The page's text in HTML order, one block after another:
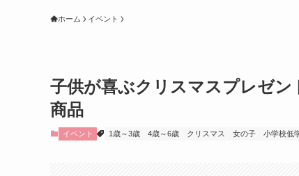
ホーム イベント
子供が喜ぶクリスマスプレゼン
商品
イベント 1歳～3歳 4歳～6歳 クリスマス 女の子 小学校低